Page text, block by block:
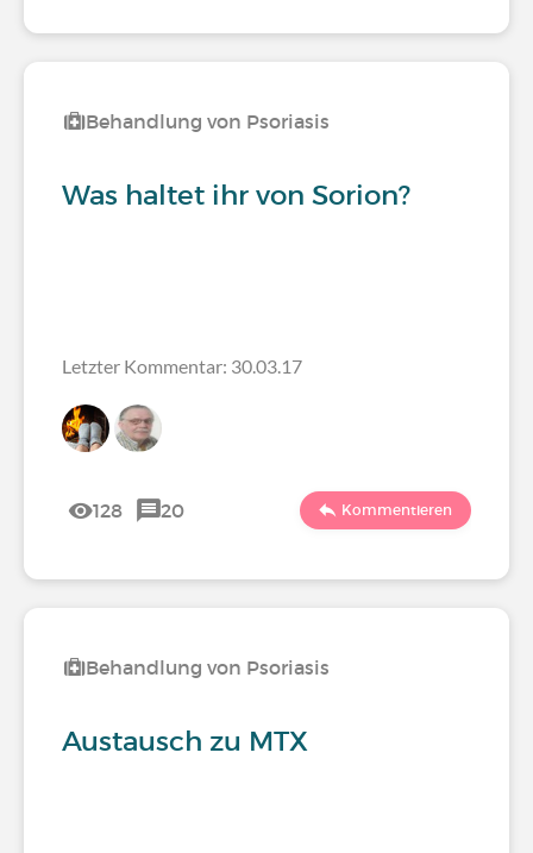
Behandlung von Psoriasis
Was haltet ihr von Sorion?
Letzter Kommentar: 30.03.17
128 20 Kommentieren
Behandlung von Psoriasis
Austausch zu MTX